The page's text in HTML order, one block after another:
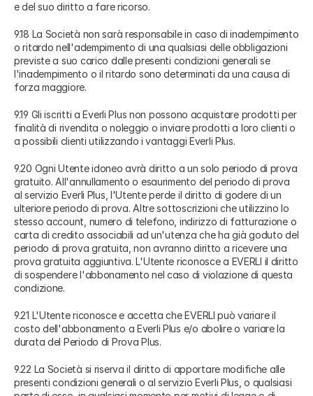
e del suo diritto a fare ricorso.
9.18 La Società non sarà responsabile in caso di inadempimento
o ritardo nell'adempimento di una qualsiasi delle obbligazioni
previste a suo carico dalle presenti condizioni generali se
l'inadempimento o il ritardo sono determinati da una causa di
forza maggiore.
9.19 Gli iscritti a Everli Plus non possono acquistare prodotti per
finalità di rivendita o noleggio o inviare prodotti a loro clienti o
a possibili clienti utilizzando i vantaggi Everli Plus.
9.20 Ogni Utente idoneo avrà diritto a un solo periodo di prova
gratuito. All'annullamento o esaurimento del periodo di prova
al servizio Everli Plus, l'Utente perde il diritto di godere di un
ulteriore periodo di prova. Altre sottoscrizioni che utilizzino lo
stesso account, numero di telefono, indirizzo di fatturazione o
carta di credito associabili ad un'utenza che ha già goduto del
periodo di prova gratuita, non avranno diritto a ricevere una
prova gratuita aggiuntiva. L'Utente riconosce a EVERLI il diritto
di sospendere l'abbonamento nel caso di violazione di questa
condizione.
9.21 L'Utente riconosce e accetta che EVERLI può variare il
costo dell'abbonamento a Everli Plus e/o abolire o variare la
durata del Periodo di Prova Plus.
9.22 La Società si riserva il diritto di apportare modifiche alle
presenti condizioni generali o al servizio Everli Plus, o qualsiasi